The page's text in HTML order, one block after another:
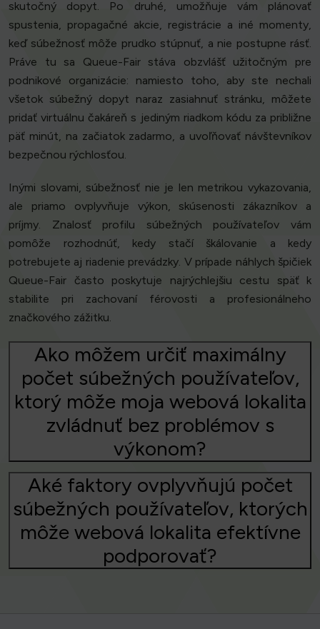
skutočný dopyt. Po druhé, umožňuje vám plánovať
spustenia, propagačné akcie, registrácie a iné momenty,
keď súbežnosť môže prudko stúpnuť, a nie postupne rásť.
Práve tu sa Queue-Fair stáva obzvlášť užitočným pre
podnikové organizácie: namiesto toho, aby ste nechali
všetok súbežný dopyt naraz zasiahnuť stránku, môžete
pridať virtuálnu čakáreň s jediným riadkom kódu za približne
päť minút, na začiatok zadarmo, a uvoľňovať návštevníkov
bezpečnou rýchlosťou.
Inými slovami, súbežnosť nie je len metrikou vykazovania,
ale priamo ovplyvňuje výkon, skúsenosti zákazníkov a
príjmy. Znalosť profilu súbežných používateľov vám
pomôže rozhodnúť, kedy stačí škálovanie a kedy
potrebujete aj riadenie prevádzky. V prípade náhlych špičiek
Queue-Fair často poskytuje najrýchlejšiu cestu späť k
stabilite pri zachovaní férovosti a profesionálneho
značkového zážitku.
Ako môžem určiť maximálny
počet súbežných používateľov,
ktorý môže moja webová lokalita
zvládnuť bez problémov s
výkonom?
Aké faktory ovplyvňujú počet
súbežných používateľov, ktorých
môže webová lokalita efektívne
podporovať?